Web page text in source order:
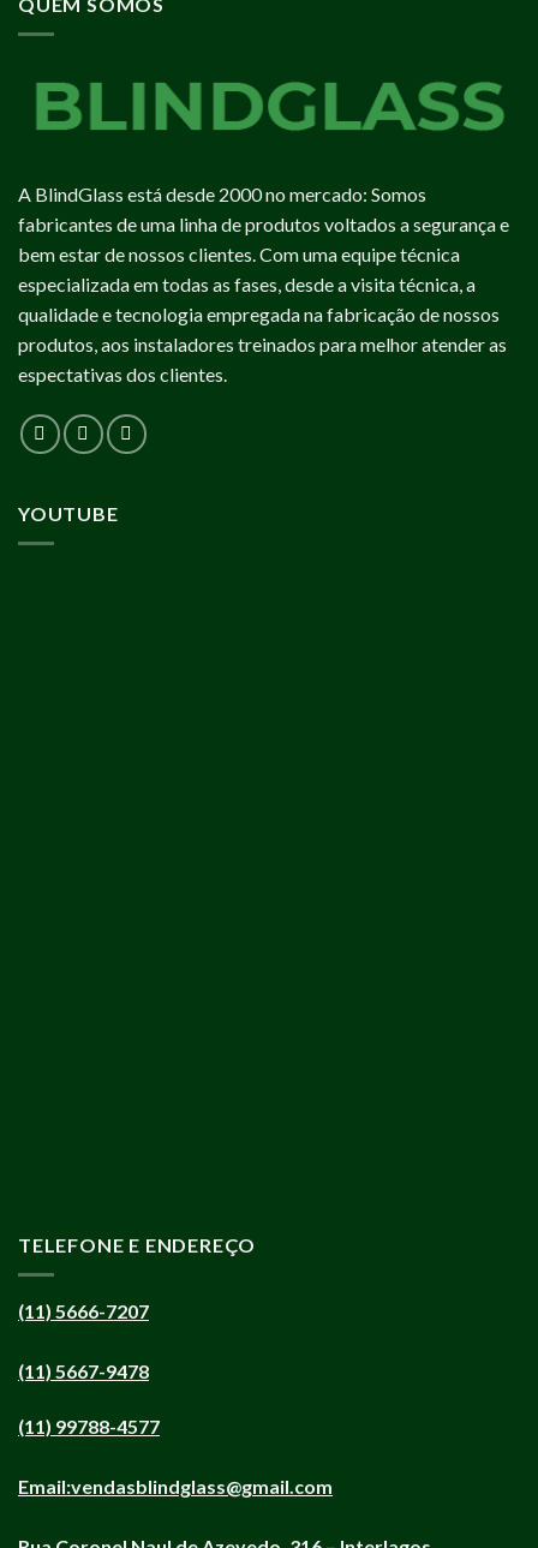
A BlindGlass está desde 2000 no mercado: Somos
fabricantes de uma linha de produtos voltados a segurança e
bem estar de nossos clientes. Com uma equipe técnica
especializada em todas as fases, desde a visita técnica, a
qualidade e tecnologia empregada na fabricação de nossos
produtos, aos instaladores treinados para melhor atender as
espectativas dos clientes.
YOUTUBE
TELEFONE E ENDEREÇO
(11) 5666-7207
(11) 5667-9478
(11) 99788-4577
Email:vendasblindglass@gmail.com